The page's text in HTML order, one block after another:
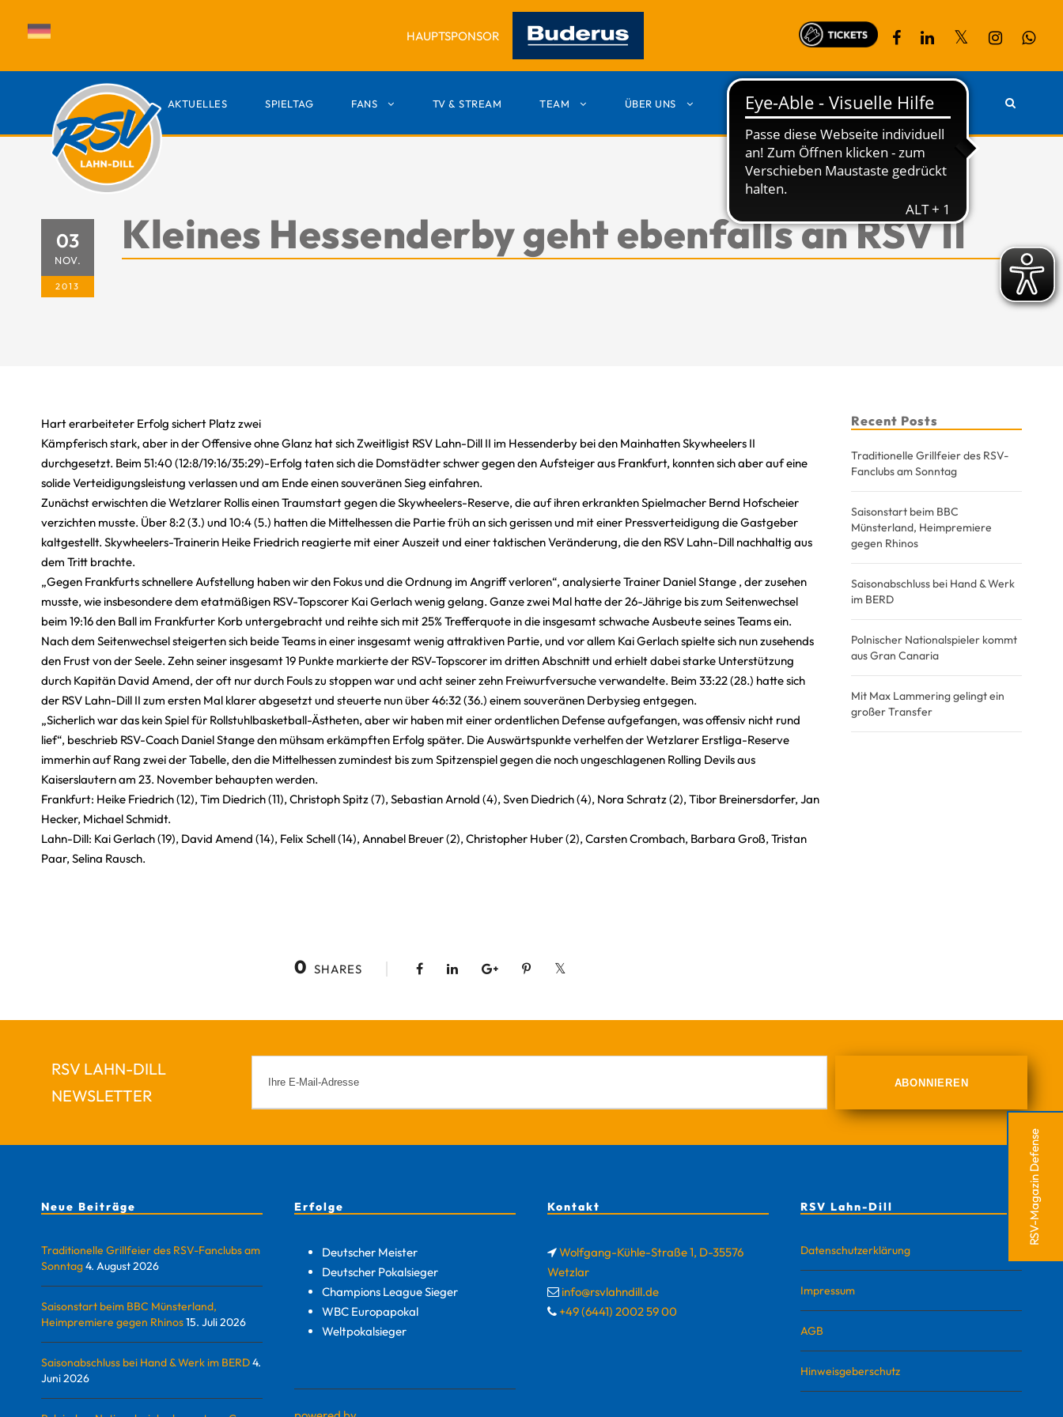
HAUPTSPONSOR
AKTUELLES SPIELTAG FANS TV & STREAM TEAM ÜBER UNS PARTNER KONTAKT
03
NOV.
2013
Kleines Hessenderby geht ebenfalls an RSV II
Hart erarbeiteter Erfolg sichert Platz zwei
Kämpferisch stark, aber in der Offensive ohne Glanz hat sich Zweitligist RSV Lahn-Dill II im Hessenderby bei den Mainhatten Skywheelers II
durchgesetzt. Beim 51:40 (12:8/19:16/35:29)-Erfolg taten sich die Domstädter schwer gegen den Aufsteiger aus Frankfurt, konnten sich aber auf eine
solide Verteidigungsleistung verlassen und am Ende einen souveränen Sieg einfahren.
Zunächst erwischten die Wetzlarer Rollis einen Traumstart gegen die Skywheelers-Reserve, die auf ihren erkrankten Spielmacher Bernd Hofscheier
verzichten musste. Über 8:2 (3.) und 10:4 (5.) hatten die Mittelhessen die Partie früh an sich gerissen und mit einer Pressverteidigung die Gastgeber
kaltgestellt. Skywheelers-Trainerin Heike Friedrich reagierte mit einer Auszeit und einer taktischen Veränderung, die den RSV Lahn-Dill nachhaltig aus
dem Tritt brachte.
„Gegen Frankfurts schnellere Aufstellung haben wir den Fokus und die Ordnung im Angriff verloren“, analysierte Trainer Daniel Stange , der zusehen
musste, wie insbesondere dem etatmäßigen RSV-Topscorer Kai Gerlach wenig gelang. Ganze zwei Mal hatte der 26-Jährige bis zum Seitenwechsel
beim 19:16 den Ball im Frankfurter Korb untergebracht und reihte sich mit 25% Trefferquote in die insgesamt schwache Ausbeute seines Teams ein.
Nach dem Seitenwechsel steigerten sich beide Teams in einer insgesamt wenig attraktiven Partie, und vor allem Kai Gerlach spielte sich nun zusehends
den Frust von der Seele. Zehn seiner insgesamt 19 Punkte markierte der RSV-Topscorer im dritten Abschnitt und erhielt dabei starke Unterstützung
durch Kapitän David Amend, der oft nur durch Fouls zu stoppen war und acht seiner zehn Freiwurfversuche verwandelte. Beim 33:22 (28.) hatte sich
der RSV Lahn-Dill II zum ersten Mal klarer abgesetzt und steuerte nun über 46:32 (36.) einem souveränen Derbysieg entgegen.
„Sicherlich war das kein Spiel für Rollstuhlbasketball-Ästheten, aber wir haben mit einer ordentlichen Defense aufgefangen, was offensiv nicht rund
lief“, beschrieb RSV-Coach Daniel Stange den mühsam erkämpften Erfolg später. Die Auswärtspunkte verhelfen der Wetzlarer Erstliga-Reserve
immerhin auf Rang zwei der Tabelle, den die Mittelhessen zumindest bis zum Spitzenspiel gegen die noch ungeschlagenen Rolling Devils aus
Kaiserslautern am 23. November behaupten werden.
Frankfurt: Heike Friedrich (12), Tim Diedrich (11), Christoph Spitz (7), Sebastian Arnold (4), Sven Diedrich (4), Nora Schratz (2), Tibor Breinersdorfer, Jan
Hecker, Michael Schmidt.
Lahn-Dill: Kai Gerlach (19), David Amend (14), Felix Schell (14), Annabel Breuer (2), Christopher Huber (2), Carsten Crombach, Barbara Groß, Tristan
Paar, Selina Rausch.
0 SHARES
Recent Posts
Traditionelle Grillfeier des RSV-
Fanclubs am Sonntag
Saisonstart beim BBC
Münsterland, Heimpremiere
gegen Rhinos
Saisonabschluss bei Hand & Werk
im BERD
Polnischer Nationalspieler kommt
aus Gran Canaria
Mit Max Lammering gelingt ein
großer Transfer
RSV LAHN-DILL
NEWSLETTER
Neue Beiträge
Traditionelle Grillfeier des RSV-Fanclubs am
Sonntag4. August 2026
Saisonstart beim BBC Münsterland,
Heimpremiere gegen Rhinos15. Juli 2026
Saisonabschluss bei Hand & Werk im BERD4.
Juni 2026
Erfolge
Deutscher Meister
Deutscher Pokalsieger
Champions League Sieger
WBC Europapokal
Weltpokalsieger
Kontakt
Wolfgang-Kühle-Straße 1, D-35576
Wetzlar
info@rsvlahndill.de
+49 (6441) 2002 59 00
RSV Lahn-Dill
Datenschutzerklärung
Impressum
AGB
Hinweisgeberschutz
RSV-Magazin Defense